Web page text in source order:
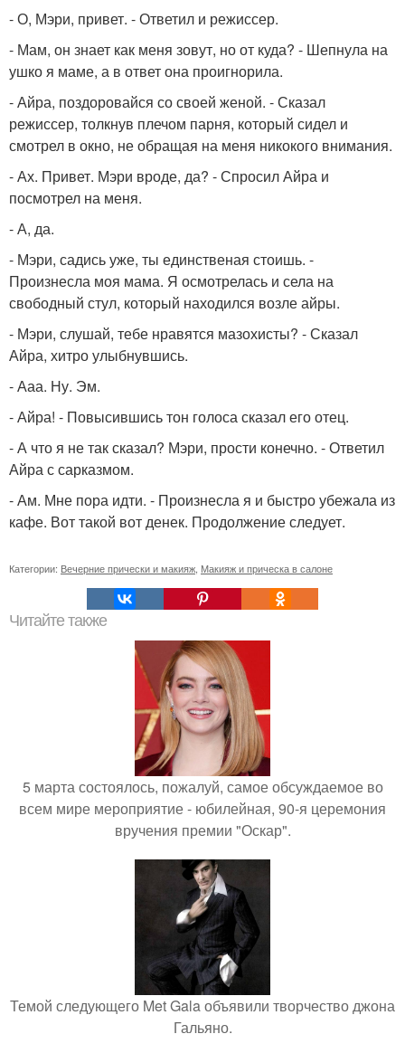
- О, Мэри, привет. - Ответил и режиссер.
- Мам, он знает как меня зовут, но от куда? - Шепнула на
ушко я маме, а в ответ она проигнорила.
- Айра, поздоровайся со своей женой. - Сказал
режиссер, толкнув плечом парня, который сидел и
смотрел в окно, не обращая на меня никокого внимания.
- Ах. Привет. Мэри вроде, да? - Спросил Айра и
посмотрел на меня.
- А, да.
- Мэри, садись уже, ты единственая стоишь. -
Произнесла моя мама. Я осмотрелась и села на
свободный стул, который находился возле айры.
- Мэри, слушай, тебе нравятся мазохисты? - Сказал
Айра, хитро улыбнувшись.
- Ааа. Ну. Эм.
- Айра! - Повысившись тон голоса сказал его отец.
- А что я не так сказал? Мэри, прости конечно. - Ответил
Айра с сарказмом.
- Ам. Мне пора идти. - Произнесла я и быстро убежала из
кафе. Вот такой вот денек. Продолжение следует.
Категории: Вечерние прически и макияж Макияж и прическа в салоне
Читайте также
5 марта состоялось, пожалуй, самое обсуждаемое во
всем мире мероприятие - юбилейная, 90-я церемония
вручения премии "Оскар".
Темой следующего Met Gala объявили творчество джона
Гальяно.